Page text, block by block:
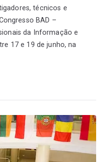
técnicos e
BAD –
da Informação e
17 e 19 de junho, na